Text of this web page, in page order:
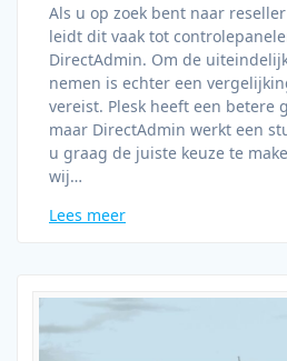
Als u op zoek bent naar
leidt dit vaak tot
DirectAdmin. Om de
nemen is echter een
vereist. Plesk heeft een betere
maar DirectAdmin werkt een
u graag de juiste keuze te
wij…
Lees meer